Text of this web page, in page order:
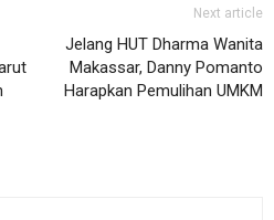
Next article
Jelang HUT Dharma Wanita
Makassar, Danny Pomanto
Harapkan Pemulihan UMKM